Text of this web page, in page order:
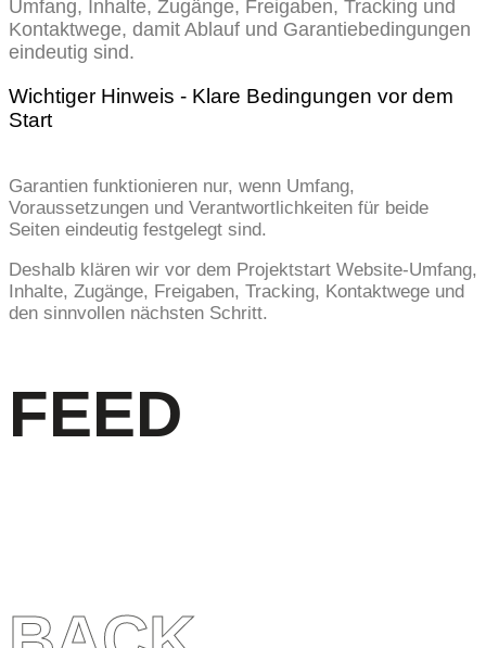
Wichtiger Hinweis - Klare Bedingungen vor dem
Start
Garantien funktionieren nur, wenn Umfang,
Voraussetzungen und Verantwortlichkeiten für beide
Seiten eindeutig festgelegt sind.
Deshalb klären wir vor dem Projektstart Website-Umfang,
Inhalte, Zugänge, Freigaben, Tracking, Kontaktwege und
den sinnvollen nächsten Schritt.
FEED